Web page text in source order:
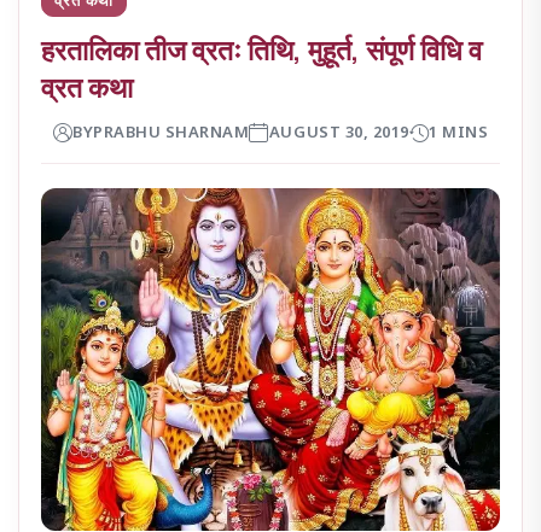
हरतालिका तीज व्रतः तिथि, मुहूर्त, संपूर्ण विधि व
व्रत कथा
BYPRABHU SHARNAM AUGUST 30, 2019 1 MINS